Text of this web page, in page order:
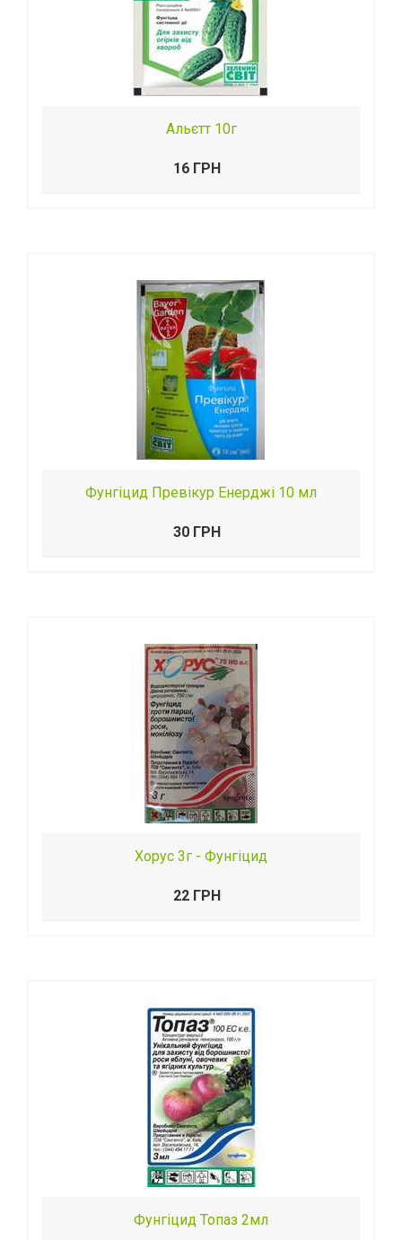
Альєтт 10г
16 ГРН
Фунгіцид Превікур Енерджі 10 мл
30 ГРН
Хорус 3г - Фунгіцид
22 ГРН
Фунгіцид Топаз 2мл